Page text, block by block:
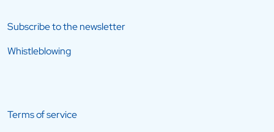
Subscribe to the newsletter
Whistleblowing
Terms of service